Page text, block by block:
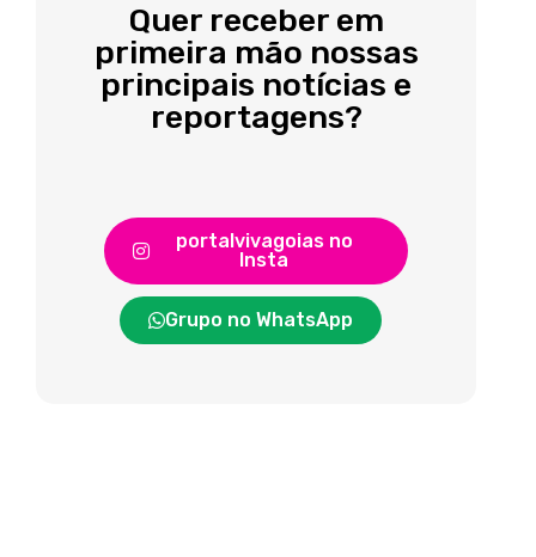
Quer receber em
primeira mão nossas
principais notícias e
reportagens?
portalvivagoias no
Insta
Grupo no WhatsApp